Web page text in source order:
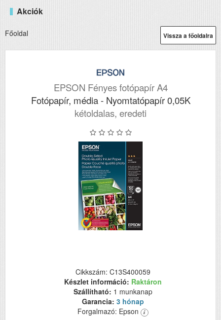
Akciók
Vissza a főoldalra
Főoldal
EPSON Fényes fotópapír A4
Fotópapír, média - Nyomtatópapír 0,05K
kétoldalas, eredeti
Cikkszám: C13S400059
Készlet információ: Raktáron
Szállítható: 1 munkanap
Garancia: 3 hónap
Forgalmazó: Epson